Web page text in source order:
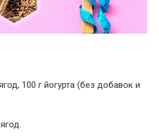
100 г йогурта (без добавок и